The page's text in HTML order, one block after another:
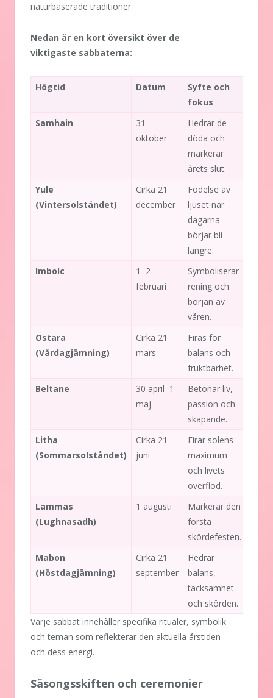
naturbaserade traditioner.
Nedan är en kort översikt över de
viktigaste sabbaterna:
Högtid Datum
Syfte och
fokus
Samhain
31
oktober
Hedrar de
döda och
markerar
årets slut.
Yule
(Vintersolståndet)
Cirka 21
december
Födelse av
ljuset när
dagarna
börjar bli
längre.
Imbolc
1–2
februari
Symboliserar
rening och
början av
våren.
Ostara
(Vårdagjämning)
Cirka 21
mars
Firas för
balans och
fruktbarhet.
Beltane
30 april–1
maj
Betonar liv,
passion och
skapande.
Litha
(Sommarsolståndet)
Cirka 21
juni
Firar solens
maximum
och livets
överflöd.
Lammas
(Lughnasadh)
1 augusti
Markerar den
första
skördefesten.
Mabon
(Höstdagjämning)
Cirka 21
september
Hedrar
balans,
tacksamhet
och skörden.
Varje sabbat innehåller specifika ritualer, symbolik
och teman som reflekterar den aktuella årstiden
och dess energi.
Säsongsskiften och ceremonier